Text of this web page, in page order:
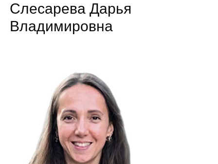
Об институте
Администрация
Сотрудники
Отчетность
Противодействие коррупции
Слесарева Дарья
Владимировна